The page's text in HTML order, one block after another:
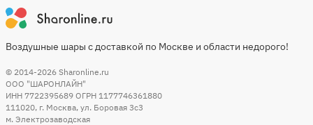
Воздушные шары с доставкой по Москве и области недорого!
© 2014-2026 Sharonline.ru
ООО "ШАРОНЛАЙН"
ИНН 7722395689 ОГРН 1177746361880
111020, г. Москва, ул. Боровая 3c3
м. Электрозаводская